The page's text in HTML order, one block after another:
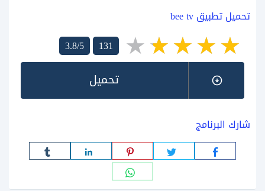
تحميل تطبيق bee tv
3.8/5
131
تحميل
شارك البرنامج